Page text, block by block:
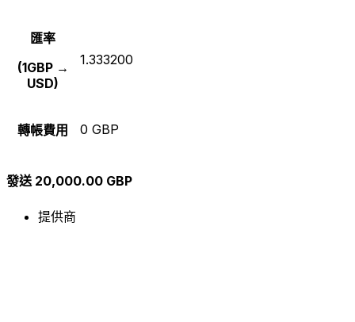
匯率
(1GBP →
USD)
1.333200
轉帳費用 0 GBP
發送 20,000.00 GBP
提供商